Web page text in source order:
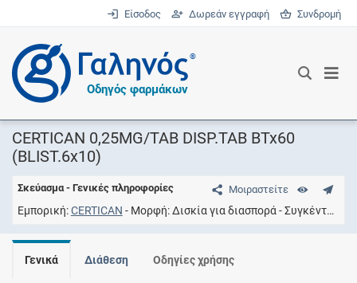
Είσοδος Δωρεάν εγγραφή Συνδρομή
®
Οδηγός φαρμάκων
CERTICAN 0,25MG/TAB DISP.TAB BTx60
(BLIST.6x10)
Μοιραστείτε
Σκεύασμα - Γενικές πληροφορίες
Εμπορική CERTICAN Μορφή Δισκία για διασπορά Συγκέντρωση
Γενικά Διάθεση Οδηγίες χρήσης